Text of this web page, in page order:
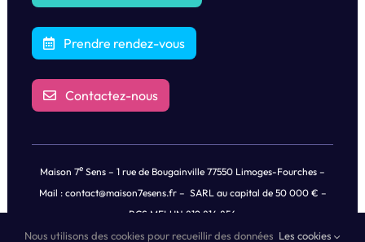
Prendre rendez-vous
Contactez-nous
Maison 7e Sens – 1 rue de Bougainville 77550 Limoges-Fourches –
Mail : contact@maison7esens.fr– SARL au capital de 50 000 € –
RCS MELUN 819 814 856
© Copyright2026 |Mentions légales|Politique de Confidentialités
Nous utilisons des cookies pour recueillir des données Les cookies